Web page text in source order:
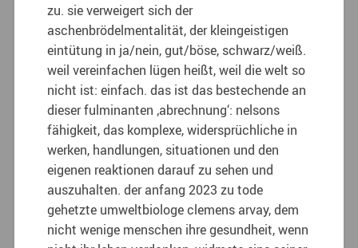
zu. sie verweigert sich der
aschenbrödelmentalität, der kleingeistigen
eintütung in ja/nein, gut/böse, schwarz/weiß.
weil vereinfachen lügen heißt, weil die welt so
nicht ist: einfach. das ist das bestechende an
dieser fulminanten ‚abrechnung‘: nelsons
fähigkeit, das komplexe, widersprüchliche in
werken, handlungen, situationen und den
eigenen reaktionen darauf zu sehen und
auszuhalten. der anfang 2023 zu tode
gehetzte umweltbiologe clemens arvay, dem
nicht wenige menschen ihre gesundheit, wenn